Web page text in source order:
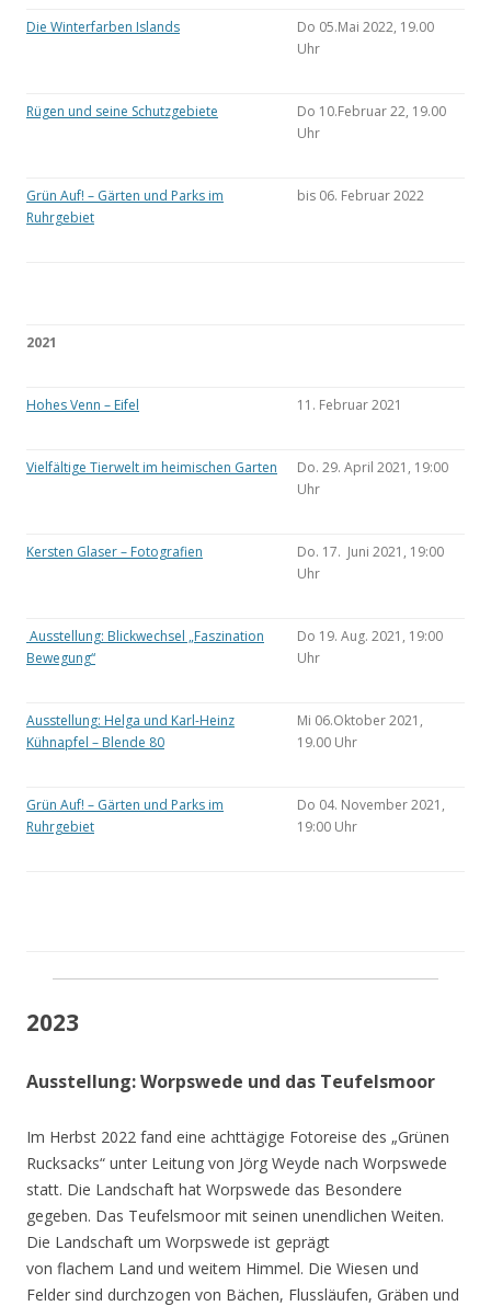
Die Winterfarben Islands
Do 05.Mai 2022, 19.00
Uhr
Rügen und seine Schutzgebiete
Do 10.Februar 22, 19.00
Uhr
Grün Auf! – Gärten und Parks im
Ruhrgebiet
bis 06. Februar 2022
2021
Hohes Venn – Eifel 11. Februar 2021
Vielfältige Tierwelt im heimischen Garten
Do. 29. April 2021, 19:00
Uhr
Kersten Glaser – Fotografien
Do. 17. Juni 2021, 19:00
Uhr
Ausstellung: Blickwechsel „Faszination
Bewegung“
Do 19. Aug. 2021, 19:00
Uhr
Ausstellung: Helga und Karl-Heinz
Kühnapfel – Blende 80
Mi 06.Oktober 2021,
19.00 Uhr
Grün Auf! – Gärten und Parks im
Ruhrgebiet
Do 04. November 2021,
19:00 Uhr
2023
Ausstellung: Worpswede und das Teufelsmoor
Im Herbst 2022 fand eine achttägige Fotoreise des „Grünen
Rucksacks“ unter Leitung von Jörg Weyde nach Worpswede
statt. Die Landschaft hat Worpswede das Besondere
gegeben. Das Teufelsmoor mit seinen unendlichen Weiten.
Die Landschaft um Worpswede ist geprägt
von flachem Land und weitem Himmel. Die Wiesen und
Felder sind durchzogen von Bächen, Flussläufen, Gräben und